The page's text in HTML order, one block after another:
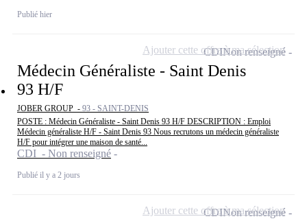
Publié hier
Médecin Généraliste - Saint Denis
93 H/F
JOBER GROUP - 93 - SAINT-DENIS
POSTE : Médecin Généraliste - Saint Denis 93 H/F DESCRIPTION : Emploi
Médecin généraliste H/F - Saint Denis 93 Nous recrutons un médecin généraliste
H/F pour intégrer une maison de santé...
CDI - Non renseigné
Publié il y a 2 jours
CDINon renseigné
Ajouter cette offre à ma sélection
CDINon renseigné
Ajouter cette offre à ma sélection